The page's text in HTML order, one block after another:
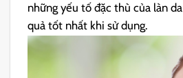
những yếu tố đặc thù của làn
quả tốt nhất khi sử dụng.